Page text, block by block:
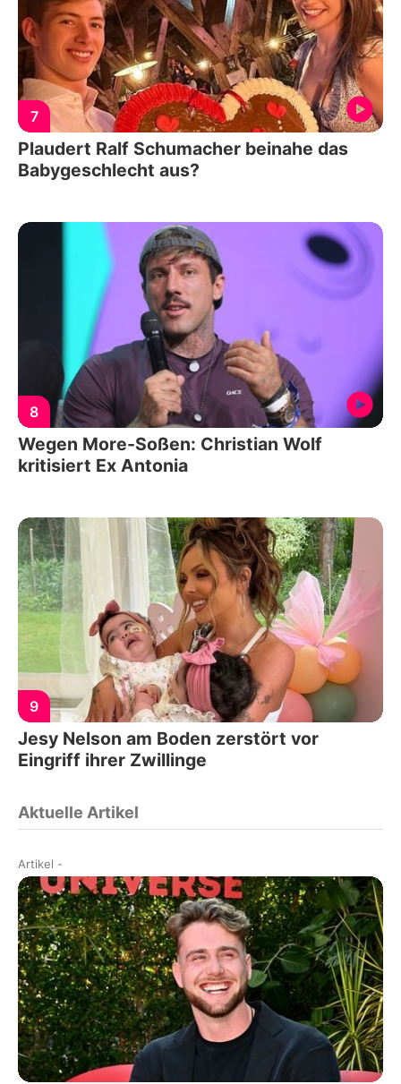
7
Plaudert Ralf Schumacher beinahe das
Babygeschlecht aus?
8
Wegen More-Soßen: Christian Wolf
kritisiert Ex Antonia
9
Jesy Nelson am Boden zerstört vor
Eingriff ihrer Zwillinge
Aktuelle Artikel
Artikel -